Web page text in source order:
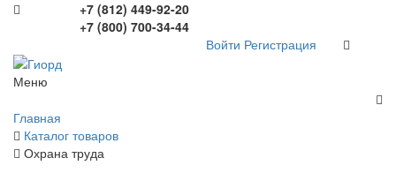
+7 (812) 449-92-20
+7 (800) 700-34-44
Войти Регистрация
Меню
Главная
Каталог товаров
Охрана труда